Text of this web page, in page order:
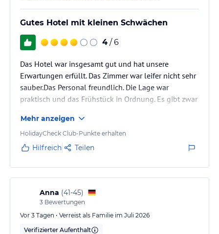
Gutes Hotel mit kleinen Schwächen
4 / 6
Das Hotel war insgesamt gut und hat unsere
Erwartungen erfüllt. Das Zimmer war leifer nicht sehr
sauber.Das Personal freundlich. Die Lage war
praktisch und das Frühstück in Ordnung. Es gibt zwar
insgesamt hatten wir einen angenehmen Aufenthalt.
Ich würde das Hotel weiterempfehlen.
Mehr anzeigen
HolidayCheck Club-Punkte erhalten
Hilfreich Teilen
Anna (41-45)
3 Bewertungen
Vor 3 Tagen • Verreist als Familie im Juli 2026
Verifizierter Aufenthalt